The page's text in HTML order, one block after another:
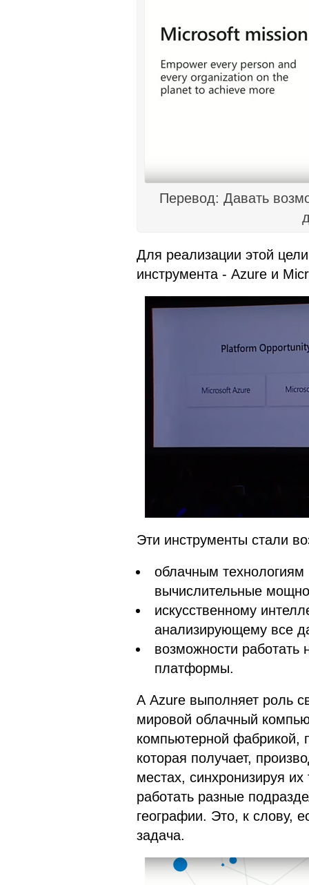
Перевод: Давать
Для реализации этой
инструмента - Azure и
Эти инструменты стали
облачным технологиям
вычислительные
искусственному
анализирующему все
возможности работать
платформы.
А Azure выполняет роль
мировой облачный
компьютерной фабрикой,
которая получает,
местах, синхронизируя
работать разные
географии. Это, к слову,
задача.